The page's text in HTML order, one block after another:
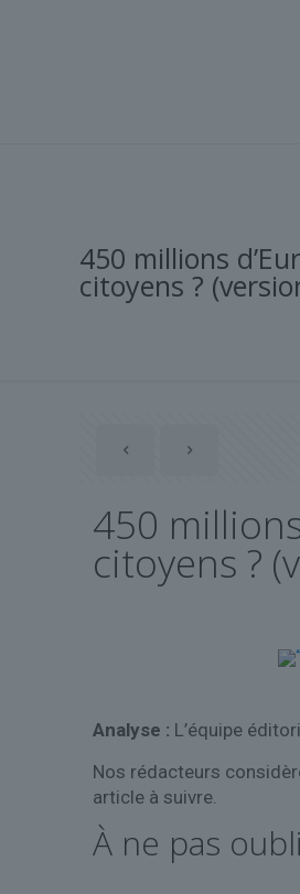
450 millions
citoyens ?
450
citoyens ?
Analyse : L’équipe
Nos rédacteurs
article à suivre.
À ne pas